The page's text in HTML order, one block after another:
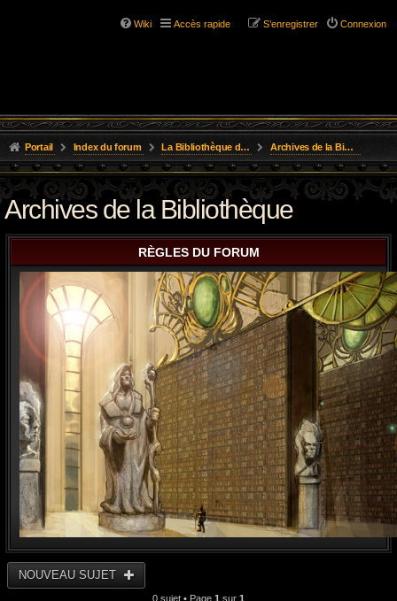
Wiki Accès rapide Connexion
S’enregistrer
Portail Index du forum La Bibliothèque de l'Aube Archives de la Bibliothèque
Archives de la Bibliothèque
RÈGLES DU FORUM
NOUVEAU SUJET
0 sujet • Page 1 sur 1